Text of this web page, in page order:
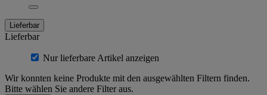
Lieferbar
Lieferbar
Nur lieferbare Artikel anzeigen
Wir konnten keine Produkte mit den ausgewählten Filtern finden.
Bitte wählen Sie andere Filter aus.